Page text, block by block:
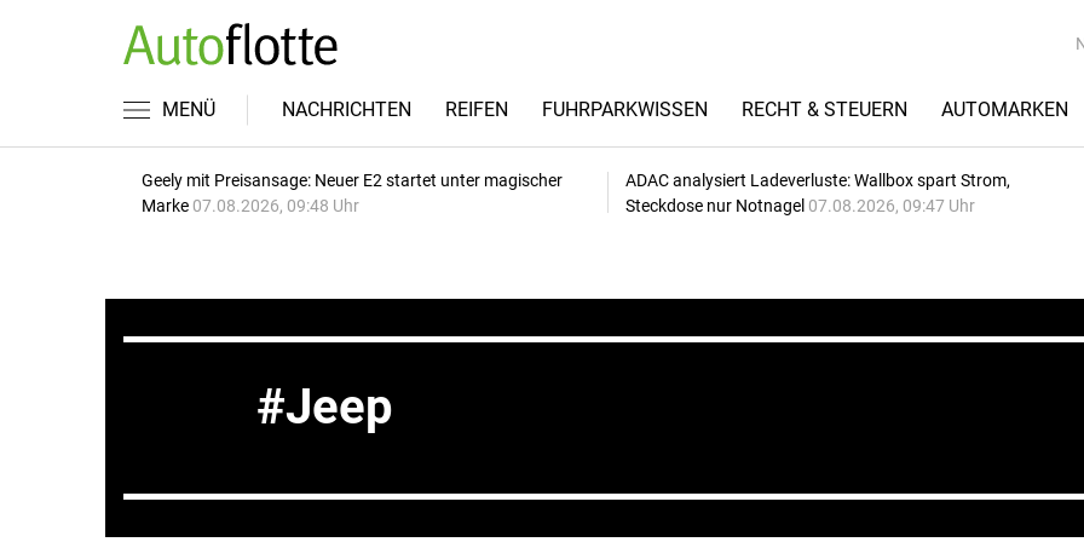
MENÜ NACHRICHTEN REIFEN FUHRPARKWISSEN RECHT & STEUERN AUTOMARKEN
Geely mit Preisansage: Neuer E2 startet unter magischer
Marke 07.08.2026, 09:48 Uhr
ADAC analysiert Ladeverluste: Wallbox spart Strom,
Steckdose nur Notnagel 07.08.2026, 09:47 Uhr
Jeep